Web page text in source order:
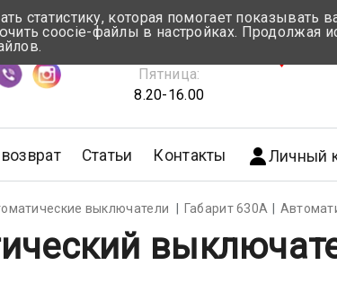
≈ 5 мин
Понедельник-Четверг:
Пятница:
8.20-16.00
Статьи Контакты Личный
выключатели Габарит 630А
статистику, которая помогает показывать
coocie-файлы в настройках. Продолжая